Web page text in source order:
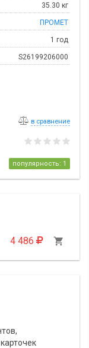
35.30 кг
ПРОМЕТ
1 год
S26199206000
в сравнение
популярность: 1
4 486 